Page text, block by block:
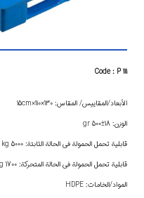
Code : P 111
الأبعاد/المقاييس/ المقاس: 130×110×15cm
الوزن: 18±500 gr
قابلية تحمل الحمولة في الحالة الثابتة: 5000 kg
قابلية تحمل الحمولة في الحالة المتحركة: 1700 kg
المواد/الخامات: HDPE